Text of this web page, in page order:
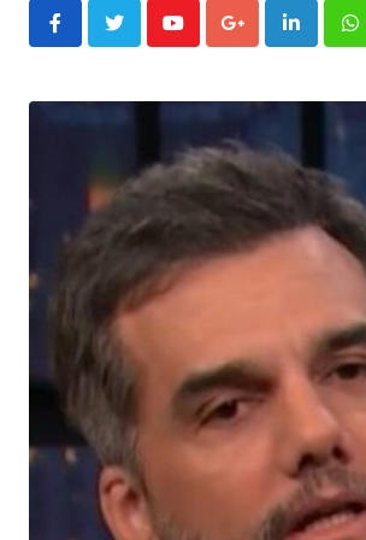
YoutubeGoogle+LinkedIn